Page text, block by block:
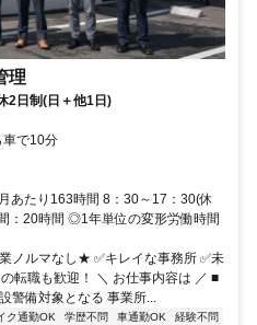
理
2日制(日＋他1日)
車で10分
あたり163時間 8：30～17：30(休
：20時間 ◎1年単位の変形労働時間
ノルマなし★ ✅キレイな事務所 ✅未
転職も歓迎！ ＼ お仕事内容は ／ ■
警備対象となる 事業所...
ク通勤OK 学歴不問 車通勤OK
経験不問